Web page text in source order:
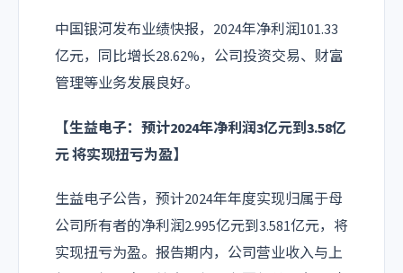
中国银河发布业绩快报，2024年净利润101.33
亿元，同比增长28.62%，公司投资交易、财富
管理等业务发展良好。
【生益电子：预计2024年净利润3亿元到3.58亿
元 将实现扭亏为盈】
生益电子公告，预计2024年年度实现归属于母
公司所有者的净利润2.995亿元到3.581亿元，将
实现扭亏为盈。报告期内，公司营业收入与上